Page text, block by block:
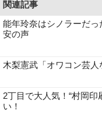
関連記事
能年玲奈はシノラーだ
安の声
木梨憲武「オワコン芸
2丁目で大人気！“村岡
い！